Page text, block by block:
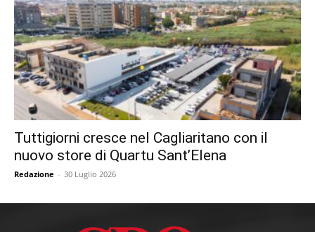
Tuttigiorni cresce nel Cagliaritano con il
nuovo store di Quartu Sant’Elena
Redazione - 30 Luglio 2026